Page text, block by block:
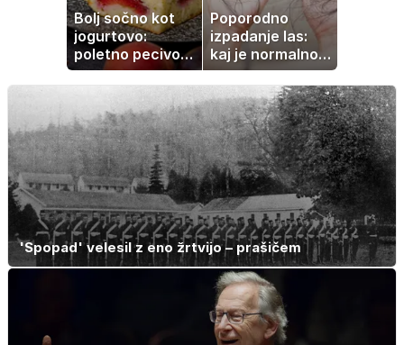
Bolj sočno kot
jogurtovo:
poletno pecivo,
ki vedno uspe
Poporodno
izpadanje las:
kaj je normalno
in kako si
pomagati
'Spopad' velesil z eno žrtvijo – prašičem